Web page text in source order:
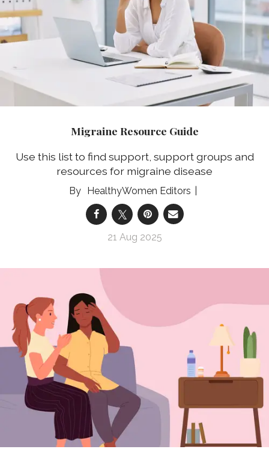
Migraine Resource Guide
Use this list to find support, support groups and
resources for migraine disease
HealthyWomen Editors
21 Aug 2025